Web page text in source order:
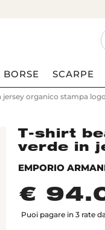
BORSE SCARPE
organico stampa logo
T-shirt
verde in
EMPORIO
€
Puoi pagare in 3 rate